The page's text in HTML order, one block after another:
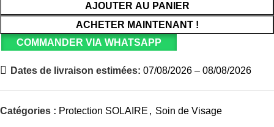
AJOUTER AU PANIER
ACHETER MAINTENANT !
COMMANDER VIA WHATSAPP
Dates de livraison estimées: 07/08/2026 – 08/08/2026
Catégories : Protection SOLAIRE , Soin de Visage